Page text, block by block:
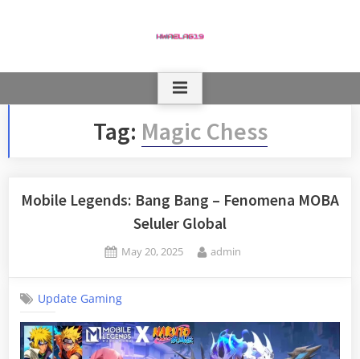
Tag: Magic Chess
Mobile Legends: Bang Bang – Fenomena MOBA
Seluler Global
Posted
May 20, 2025 By
admin
Update Gaming